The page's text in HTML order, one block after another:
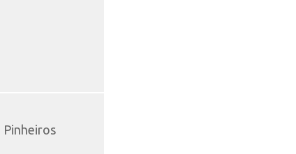
Pinheiros